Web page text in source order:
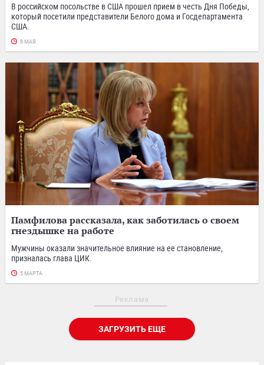
В российском посольстве в США прошел прием в честь Дня Победы,
который посетили представители Белого дома и Госдепартамента
США.
8 МАЯ
Памфилова рассказала, как заботилась о своем
гнездышке на работе
Мужчины оказали значительное влияние на ее становление,
призналась глава ЦИК.
5 МАРТА
Реклама
ЗАГРУЗИТЬ ЕЩЕ